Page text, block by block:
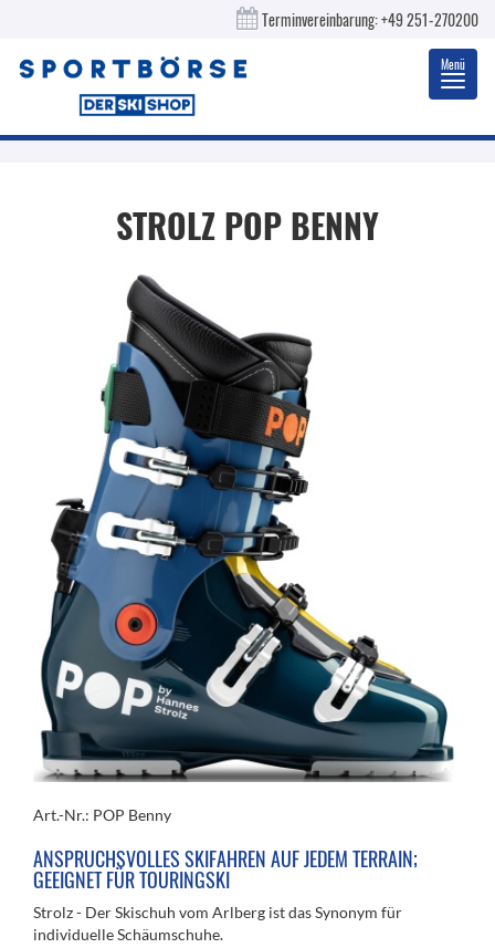
Terminvereinbarung:+49 251-270200
Menü
STROLZ POP BENNY
Art.-Nr.: POP Benny
ANSPRUCHSVOLLES SKIFAHREN AUF JEDEM TERRAIN;
GEEIGNET FÜR TOURINGSKI
Strolz - Der Skischuh vom Arlberg ist das Synonym für
individuelle Schäumschuhe.